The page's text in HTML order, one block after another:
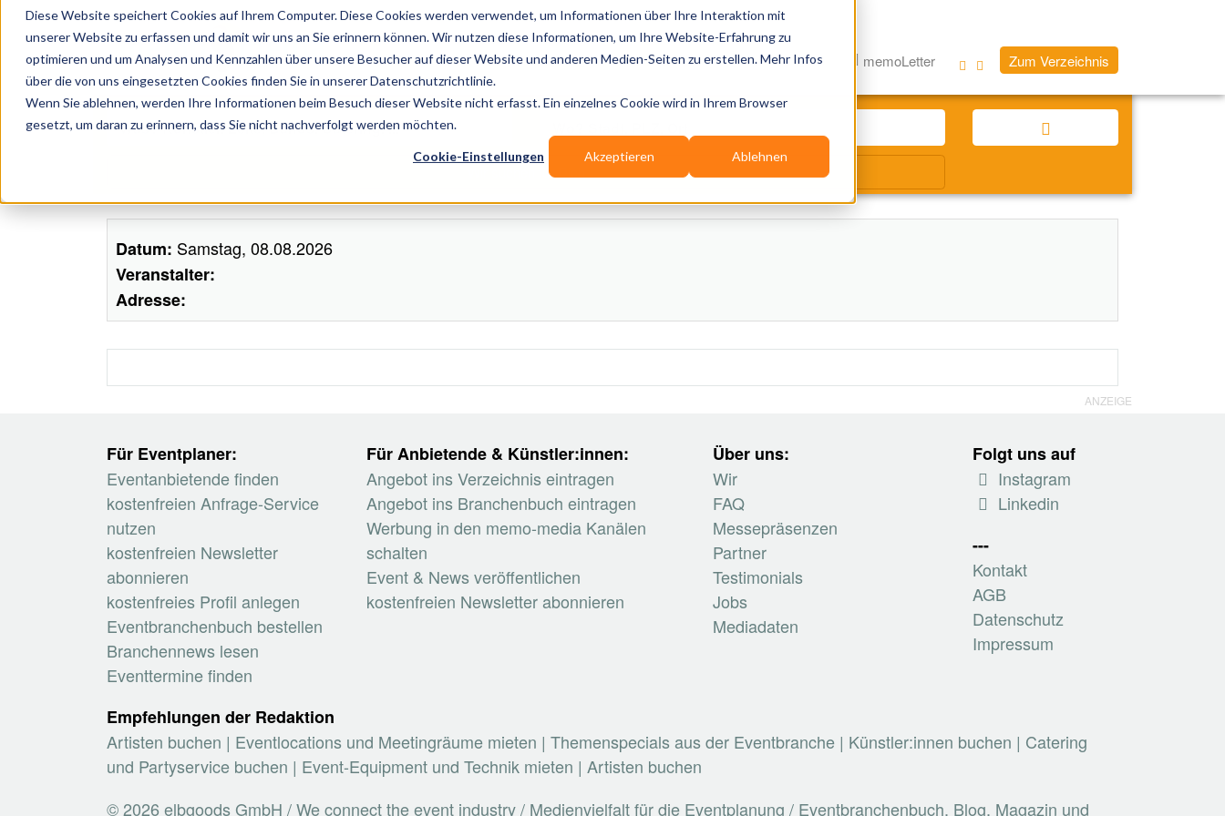
Diese Website speichert Cookies auf Ihrem Computer. Diese Cookies werden verwendet, um Informationen über Ihre Interaktion mit
unserer Website zu erfassen und damit wir uns an Sie erinnern können. Wir nutzen diese Informationen, um Ihre Website-Erfahrung zu
optimieren und um Analysen und Kennzahlen über unsere Besucher auf dieser Website und anderen Medien-Seiten zu erstellen. Mehr Infos
über die von uns eingesetzten Cookies finden Sie in unserer Datenschutzrichtlinie.
Wenn Sie ablehnen, werden Ihre Informationen beim Besuch dieser Website nicht erfasst. Ein einzelnes Cookie wird in Ihrem Browser
gesetzt, um daran zu erinnern, dass Sie nicht nachverfolgt werden möchten.
Cookie-Einstellungen Akzeptieren Ablehnen
Datum: Samstag, 08.08.2026
Veranstalter:
Adresse:
Publikationen Branchen-Infos Services Blog memoLetter Zum Verzeichnis
Zelte, Bands, Catering, ...
Wir suchen für Dich
ANZEIGE
Für Eventplaner:
Eventanbietende finden
kostenfreien Anfrage-Service
nutzen
kostenfreien Newsletter
abonnieren
kostenfreies Profil anlegen
Eventbranchenbuch bestellen
Branchennews lesen
Eventtermine finden
Für Anbietende & Künstler:innen:
Angebot ins Verzeichnis eintragen
Angebot ins Branchenbuch eintragen
Werbung in den memo-media Kanälen
schalten
Event & News veröffentlichen
kostenfreien Newsletter abonnieren
Über uns:
Wir
FAQ
Messepräsenzen
Partner
Testimonials
Jobs
Mediadaten
Folgt uns auf
Instagram
Linkedin
---
Kontakt
AGB
Datenschutz
Impressum
Empfehlungen der Redaktion
Artisten buchen | Eventlocations und Meetingräume mieten | Themenspecials aus der Eventbranche | Künstler:innen buchen | Catering
und Partyservice buchen | Event-Equipment und Technik mieten | Artisten buchen
© 2026 elbgoods GmbH / We connect the event industry / Medienvielfalt für die Eventplanung / Eventbranchenbuch, Blog, Magazin und